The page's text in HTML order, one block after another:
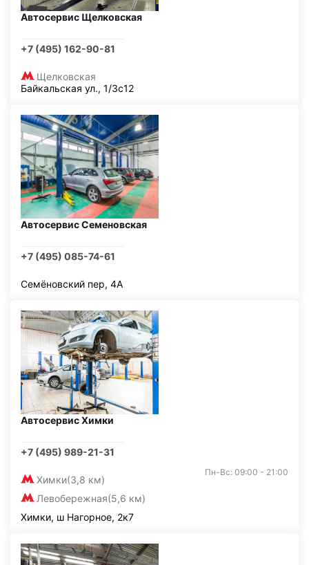
Автосервис Щелковская
+7 (495) 162-90-81
Щелковская
Байкальская ул., 1/3с12
Автосервис Семеновская
+7 (495) 085-74-61
Семёновский пер, 4А
Автосервис Химки
+7 (495) 989-21-31
Химки(3,8 км)
Левобережная(5,6 км)
Пн-Вс: 09:00 - 21:00
Химки, ш Нагорное, 2к7